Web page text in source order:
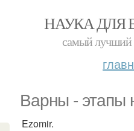
НАУКА ДЛЯ
самый лучший
Варны - этапы
Ezomir.